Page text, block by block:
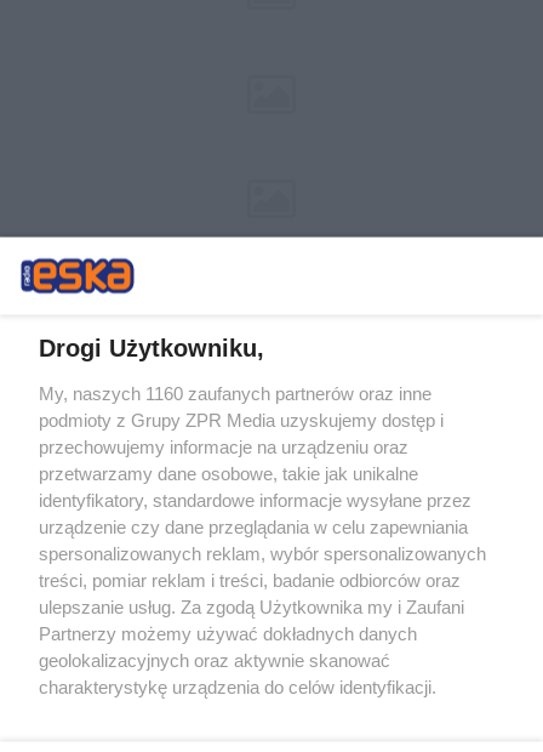
Żaden utwór zamieszczony w serwisie nie może być powielany i
rozpowszechniany lub dalej rozpowszechniany w jakikolwiek sposób (w
tym także elektroniczny lub mechaniczny) na jakimkolwiek polu
eksploatacji w jakiejkolwiek formie, włącznie z umieszczaniem w
Internecie bez pisemnej zgody właściciela praw. Jakiekolwiek użycie lub
wykorzystanie utworów w całości lub w części z naruszeniem prawa,
tzn. bez właściwej zgody, jest zabronione pod groźbą kary i może być
ścigane prawnie.
Drogi Użytkowniku,
My, naszych 1160 zaufanych partnerów oraz inne
podmioty z Grupy ZPR Media uzyskujemy dostęp i
przechowujemy informacje na urządzeniu oraz
przetwarzamy dane osobowe, takie jak unikalne
identyfikatory, standardowe informacje wysyłane przez
urządzenie czy dane przeglądania w celu zapewniania
spersonalizowanych reklam, wybór spersonalizowanych
treści, pomiar reklam i treści, badanie odbiorców oraz
ulepszanie usług. Za zgodą Użytkownika my i Zaufani
Partnerzy możemy używać dokładnych danych
geolokalizacyjnych oraz aktywnie skanować
charakterystykę urządzenia do celów identyfikacji.